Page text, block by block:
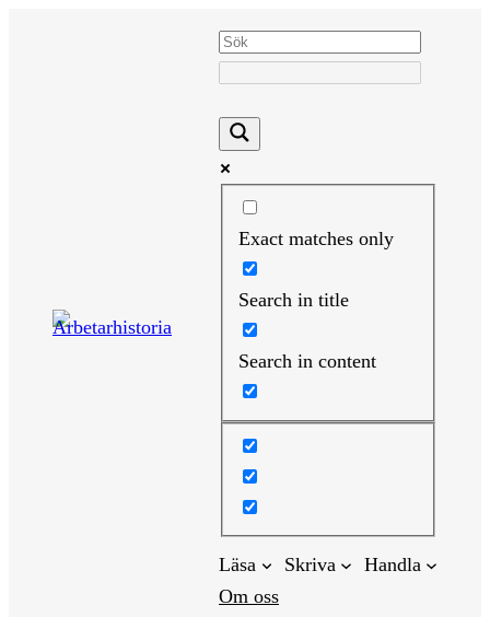
Exact matches only
Search in title
Search in content
Läsa Skriva
Handla
Om oss